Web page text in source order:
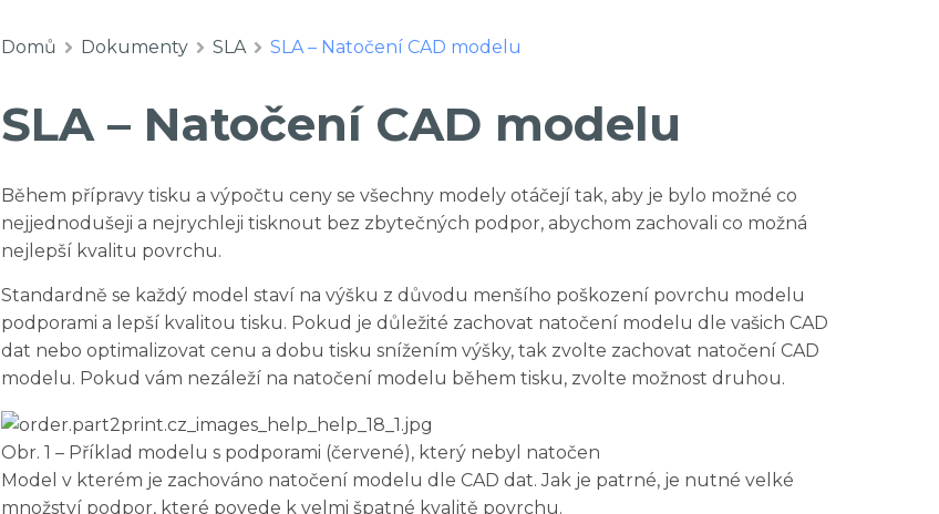
Domů Dokumenty SLA SLA – Natočení CAD modelu
SLA – Natočení CAD modelu
Během přípravy tisku a výpočtu ceny se všechny modely otáčejí tak, aby je bylo možné co
nejjednodušeji a nejrychleji tisknout bez zbytečných podpor, abychom zachovali co možná
nejlepší kvalitu povrchu.
Standardně se každý model staví na výšku z důvodu menšího poškození povrchu modelu
podporami a lepší kvalitou tisku. Pokud je důležité zachovat natočení modelu dle vašich CAD
dat nebo optimalizovat cenu a dobu tisku snížením výšky, tak zvolte zachovat natočení CAD
modelu. Pokud vám nezáleží na natočení modelu během tisku, zvolte možnost druhou.
Obr. 1 – Příklad modelu s podporami (červené), který nebyl natočen
Model v kterém je zachováno natočení modelu dle CAD dat. Jak je patrné, je nutné velké
množství podpor, které povede k velmi špatné kvalitě povrchu.